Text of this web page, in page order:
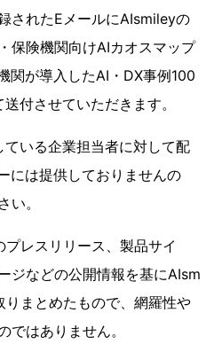
されたEメールにAIsmileyの
保険機関向けAIカオスマップ
関が導入したAI・DX事例100
付させていただきます。
いる企業担当者に対して配
には提供しておりませんの
い。
レスリリース、製品サイ
ジなどの公開情報を基にAIsm
まとめたもので、網羅性や
ではありません。